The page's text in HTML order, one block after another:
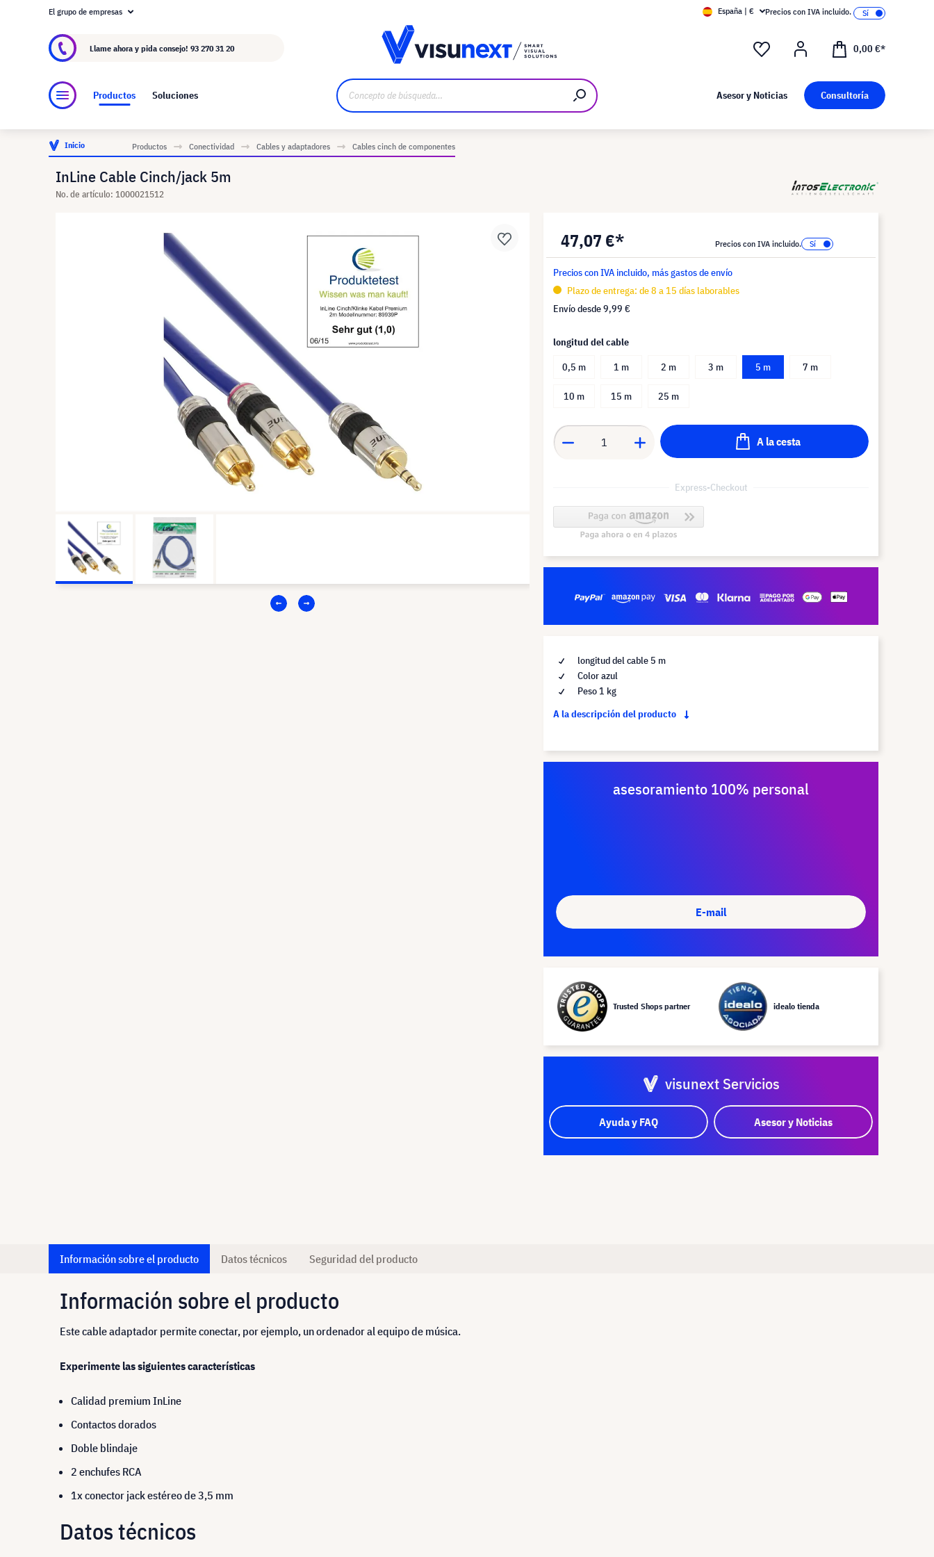
Acerca de visunext.es
El grupo de empresas España | € Precios con IVA incluido.
Llame ahora y pida consejo! 93 270 31 20 0,00 €*
Productos Soluciones Asesor y Noticias Consultoría
Inicio Productos Conectividad Cables y adaptadores Cables cinch de componentes
InLine Cable Cinch/jack 5m
No. de artículo: 1000021512
47,07 €* Precios con IVA incluido.
Precios con IVA incluido, más gastos de envío
Plazo de entrega: de 8 a 15 días laborables
Envío desde9,99 €
longitud del cable
0,5 m
1 m 2 m 3 m 5 m 7 m
10 m 15 m 25 m
A la cesta
Express-Checkout
longitud del cable 5 m
Color azul
Peso 1 kg
A la descripción del producto
asesoramiento 100% personal
E-mail
Trusted Shops partner idealo tienda
visunext Servicios
Ayuda y FAQ Asesor y Noticias
Información sobre el producto Datos técnicos Seguridad del producto
Información sobre el producto
Este cable adaptador permite conectar, por ejemplo, un ordenador al equipo de música.
Experimente las siguientes características
Calidad premium InLine
Contactos dorados
Doble blindaje
2 enchufes RCA
1x conector jack estéreo de 3,5 mm
Datos técnicos